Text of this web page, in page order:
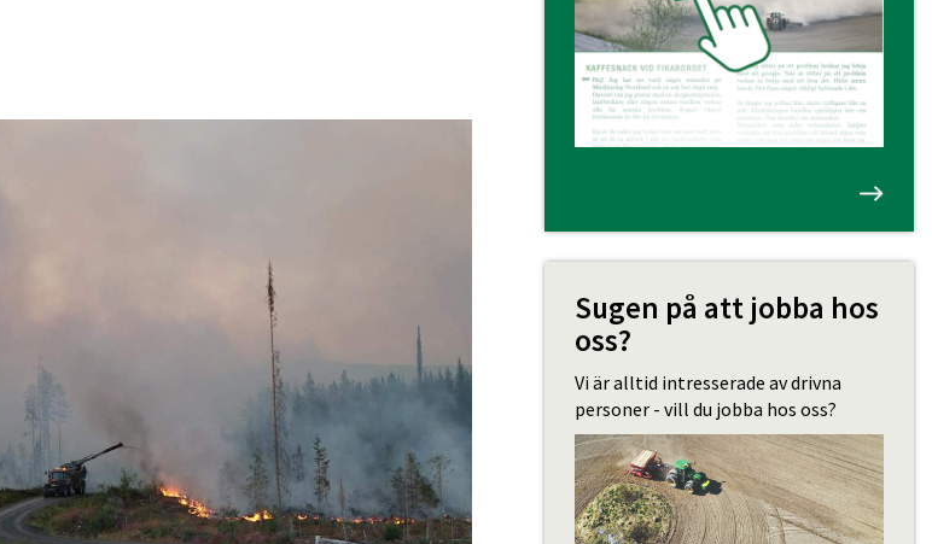
Sugen på att jobba hos
oss?
Vi är alltid intresserade av drivna
personer - vill du jobba hos oss?